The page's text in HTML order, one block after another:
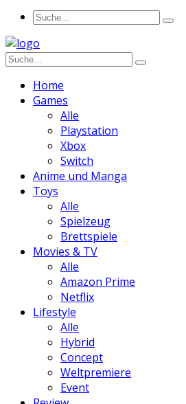
Home
Games
Alle
Playstation
Xbox
Switch
Anime und Manga
Toys
Alle
Spielzeug
Brettspiele
Movies & TV
Alle
Amazon Prime
Netflix
Lifestyle
Alle
Hybrid
Concept
Weltpremiere
Event